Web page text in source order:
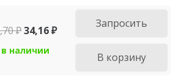
₽34,16₽
в наличии
Запросить
В корзину